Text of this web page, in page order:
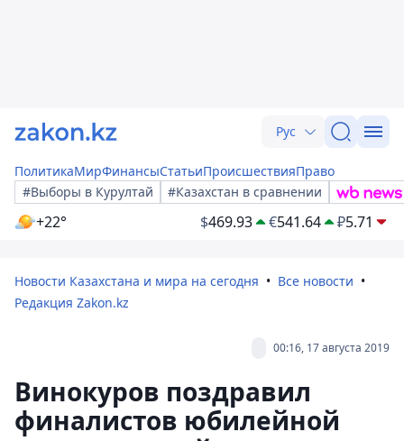
Рус
ПолитикаМирФинансыСтатьиПроисшествияПраво
#Выборы в Курултай
#Казахстан в сравнении
+22° $469.93 €541.64 ₽5.71
Новости Казахстана и мира на сегодня
Все новости
Редакция Zakon.kz
00:16, 17 августа 2019
Винокуров поздравил
финалистов юбилейной